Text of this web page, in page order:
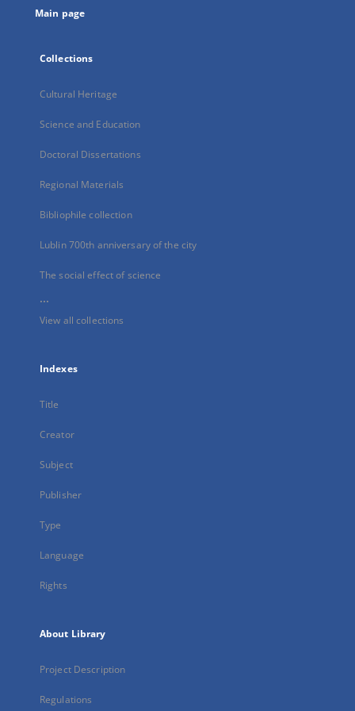
Main page
Collections
Cultural Heritage
Science and Education
Doctoral Dissertations
Regional Materials
Bibliophile collection
Lublin 700th anniversary of the city
The social effect of science
...
View all collections
Indexes
Title
Creator
Subject
Publisher
Type
Language
Rights
About Library
Project Description
Regulations